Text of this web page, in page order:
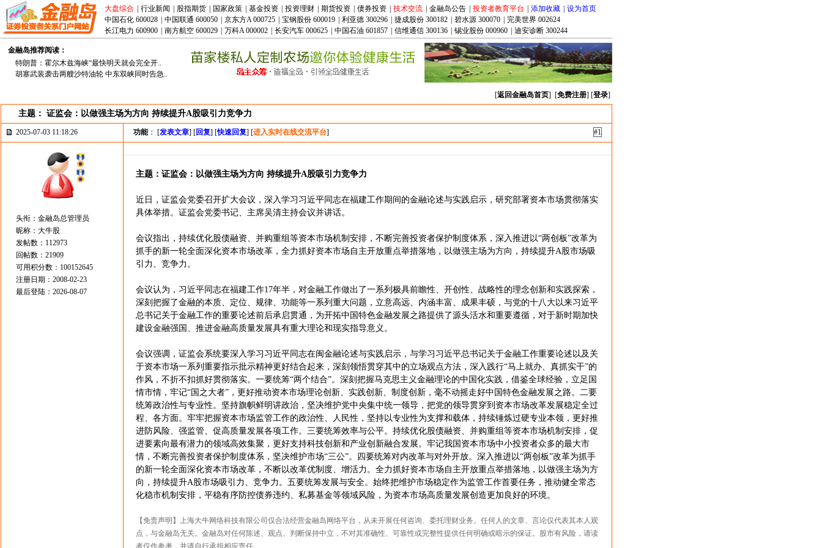
大盘综合 行业新闻 股指期货 国家政策 基金投资 投资理财 期货投资 债券投资 技术交流 金融岛公告 投资者教育平台 添加收藏
设为首页
中国石化 600028
中国联通 600050 京东方A 000725 宝钢股份 600019 利亚德 300296 捷成股份 300182 碧水源 300070
完美世界 002624
长江电力 600900
南方航空 600029 万科A 000002 长安汽车 000625 中国石油 601857 信维通信 300136 锡业股份 000960 迪安诊断 300244
金融岛推荐阅读：
特朗普：霍尔木兹海峡“最快明天就会完全开..
胡塞武装袭击两艘沙特油轮 中东双峡同时告急..
[返回金融岛首页] [免费注册] [登录]
主题： 证监会：以做强主场为方向 持续提升A股吸引力竞争力
2025-07-03 11:18:26 功能： [发表文章] [回复] [快速回复] [进入实时在线交流平台] #1
头衔：金融岛总管理员
昵称：大牛股
发帖数：112973
回帖数：21909
可用积分数：100152645
注册日期：2008-02-23
最后登陆：2026-08-07
主题：证监会：以做强主场为方向 持续提升A股吸引力竞争力
近日，证监会党委召开扩大会议，深入学习习近平同志在福建工作期间的金融论述与实践启示，研究部署资本市场贯彻落实
具体举措。证监会党委书记、主席吴清主持会议并讲话。
会议指出，持续优化股债融资、并购重组等资本市场机制安排，不断完善投资者保护制度体系，深入推进以“两创板”改革为
抓手的新一轮全面深化资本市场改革，全力抓好资本市场自主开放重点举措落地，以做强主场为方向，持续提升A股市场吸
引力、竞争力。
会议认为，习近平同志在福建工作17年半，对金融工作做出了一系列极具前瞻性、开创性、战略性的理念创新和实践探索，
深刻把握了金融的本质、定位、规律、功能等一系列重大问题，立意高远、内涵丰富、成果丰硕，与党的十八大以来习近平
总书记关于金融工作的重要论述前后承启贯通，为开拓中国特色金融发展之路提供了源头活水和重要遵循，对于新时期加快
建设金融强国、推进金融高质量发展具有重大理论和现实指导意义。
会议强调，证监会系统要深入学习习近平同志在闽金融论述与实践启示，与学习习近平总书记关于金融工作重要论述以及关
于资本市场一系列重要指示批示精神更好结合起来，深刻领悟贯穿其中的立场观点方法，深入践行“马上就办、真抓实干”的
作风，不折不扣抓好贯彻落实。一要统筹“两个结合”。深刻把握马克思主义金融理论的中国化实践，借鉴全球经验，立足国
情市情，牢记“国之大者”，更好推动资本市场理论创新、实践创新、制度创新，毫不动摇走好中国特色金融发展之路。二要
统筹政治性与专业性。坚持旗帜鲜明讲政治，坚决维护党中央集中统一领导，把党的领导贯穿到资本市场改革发展稳定全过
程、各方面。牢牢把握资本市场监管工作的政治性、人民性，坚持以专业性为支撑和载体，持续锤炼过硬专业本领，更好推
进防风险、强监管、促高质量发展各项工作。三要统筹效率与公平。持续优化股债融资、并购重组等资本市场机制安排，促
进要素向最有潜力的领域高效集聚，更好支持科技创新和产业创新融合发展。牢记我国资本市场中小投资者众多的最大市
情，不断完善投资者保护制度体系，坚决维护市场“三公”。四要统筹对内改革与对外开放。深入推进以“两创板”改革为抓手
的新一轮全面深化资本市场改革，不断以改革优制度、增活力。全力抓好资本市场自主开放重点举措落地，以做强主场为方
向，持续提升A股市场吸引力、竞争力。五要统筹发展与安全。始终把维护市场稳定作为监管工作首要任务，推动健全常态
化稳市机制安排，平稳有序防控债券违约、私募基金等领域风险，为资本市场高质量发展创造更加良好的环境。
【免责声明】上海大牛网络科技有限公司仅合法经营金融岛网络平台，从未开展任何咨询、委托理财业务。任何人的文章、言论仅代表其本人观
点，与金融岛无关。金融岛对任何陈述、观点、判断保持中立，不对其准确性、可靠性或完整性提供任何明确或暗示的保证。股市有风险，请读
者仅作参考，并请自行承担相应责任。